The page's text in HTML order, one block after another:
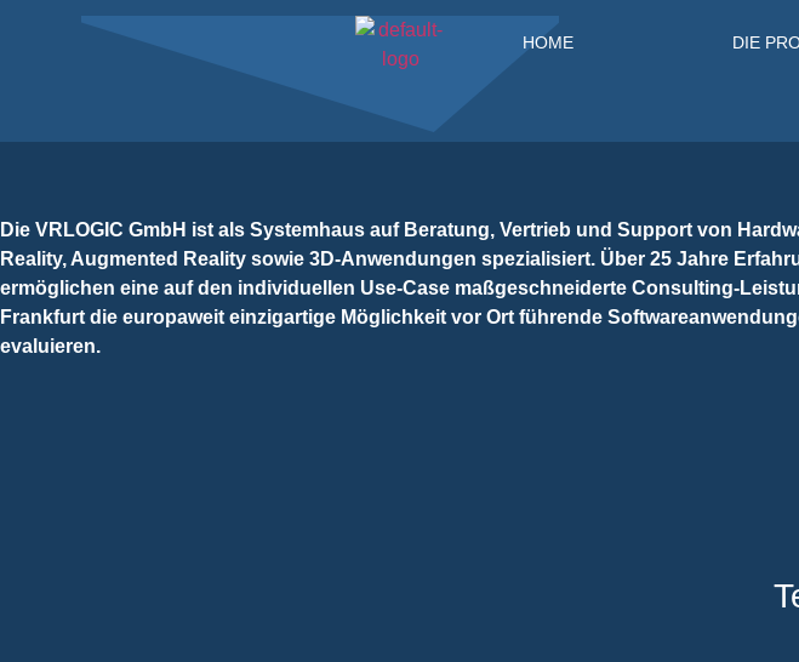
HOME DIE
Die VRLOGIC GmbH ist als Systemhaus auf Beratung, Vertrieb und Support von
Reality, Augmented Reality sowie 3D-Anwendungen spezialisiert. Über 25 Jahre
ermöglichen eine auf den individuellen Use-Case maßgeschneiderte Consulting-
Frankfurt die europaweit einzigartige Möglichkeit vor Ort führende
evaluieren.